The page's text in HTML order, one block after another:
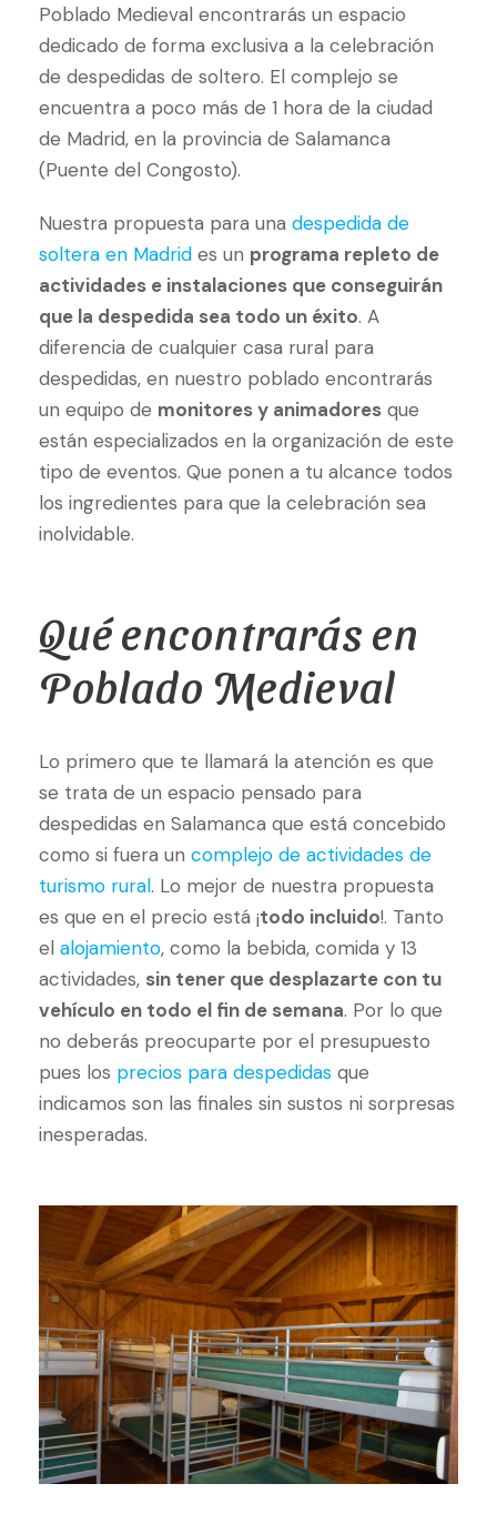
Poblado Medieval encontrarás un espacio
dedicado de forma exclusiva a la celebración
de despedidas de soltero. El complejo se
encuentra a poco más de 1 hora de la ciudad
de Madrid, en la provincia de Salamanca
(Puente del Congosto).
Nuestra propuesta para una despedida de
soltera en Madrid es un programa repleto de
actividades e instalaciones que conseguirán
que la despedida sea todo un éxito. A
diferencia de cualquier casa rural para
despedidas, en nuestro poblado encontrarás
un equipo de monitores y animadores que
están especializados en la organización de este
tipo de eventos. Que ponen a tu alcance todos
los ingredientes para que la celebración sea
inolvidable.
Qué encontrarás en
Poblado Medieval
Lo primero que te llamará la atención es que
se trata de un espacio pensado para
despedidas en Salamanca que está concebido
como si fuera un complejo de actividades de
turismo rural. Lo mejor de nuestra propuesta
es que en el precio está ¡todo incluido!. Tanto
el alojamiento, como la bebida, comida y 13
actividades, sin tener que desplazarte con tu
vehículo en todo el fin de semana. Por lo que
no deberás preocuparte por el presupuesto
pues los precios para despedidas que
indicamos son las finales sin sustos ni sorpresas
inesperadas.